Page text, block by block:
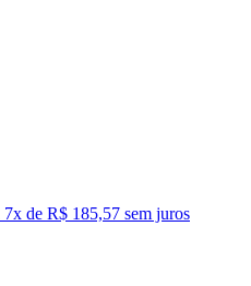
7x de R$ 185,57 sem juros